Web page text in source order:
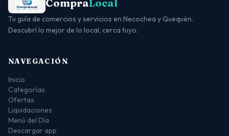
CompraLocal
Tu guía de comercios y servicios en Necochea y Quequén.
Descubrí lo mejor de lo local, cerca tuyo.
NAVEGACIÓN
Inicio
Categorías
Ofertas
Liquidaciones
Menú del Día
Descargar app